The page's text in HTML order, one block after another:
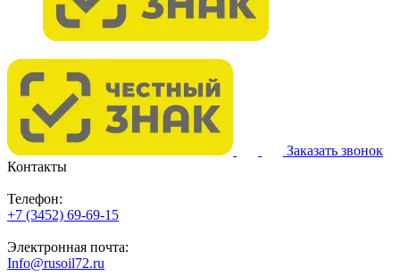
Заказать звонок
Контакты
Телефон:
+7 (3452) 69-69-15
Электронная почта:
Info@rusoil72.ru